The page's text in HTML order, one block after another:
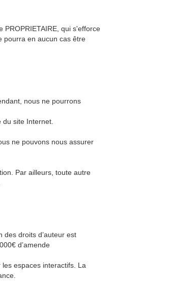
qui s'efforce
pourra en aucun cas être
nous ne pourrons
site Internet.
ne pouvons nous assurer
Par ailleurs, toute autre
des droits d’auteur est
d’amende
espaces interactifs. La